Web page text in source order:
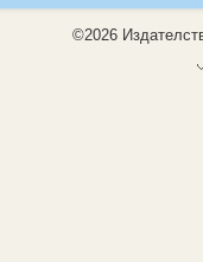
©2026